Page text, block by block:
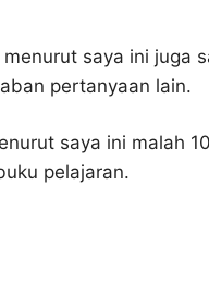
menurut saya ini juga
pertanyaan lain.
saya ini malah
pelajaran.